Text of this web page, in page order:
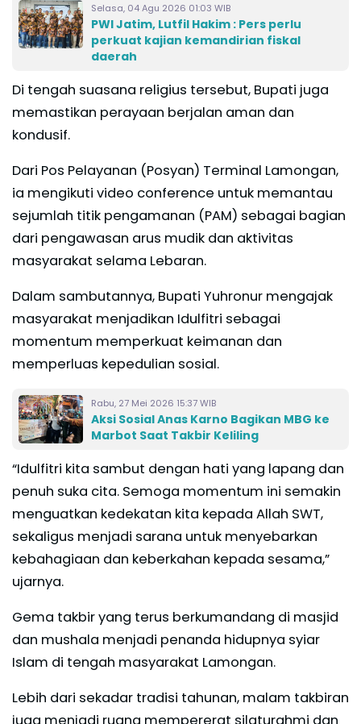
Selasa, 04 Agu 2026 01:03 WIB
PWI Jatim, Lutfil Hakim : Pers perlu
perkuat kajian kemandirian fiskal
daerah
Di tengah suasana religius tersebut, Bupati juga
memastikan perayaan berjalan aman dan
kondusif.
Dari Pos Pelayanan (Posyan) Terminal Lamongan,
ia mengikuti video conference untuk memantau
sejumlah titik pengamanan (PAM) sebagai bagian
dari pengawasan arus mudik dan aktivitas
masyarakat selama Lebaran.
Dalam sambutannya, Bupati Yuhronur mengajak
masyarakat menjadikan Idulfitri sebagai
momentum memperkuat keimanan dan
memperluas kepedulian sosial.
Rabu, 27 Mei 2026 15:37 WIB
Aksi Sosial Anas Karno Bagikan MBG ke
Marbot Saat Takbir Keliling
“Idulfitri kita sambut dengan hati yang lapang dan
penuh suka cita. Semoga momentum ini semakin
menguatkan kedekatan kita kepada Allah SWT,
sekaligus menjadi sarana untuk menyebarkan
kebahagiaan dan keberkahan kepada sesama,”
ujarnya.
Gema takbir yang terus berkumandang di masjid
dan mushala menjadi penanda hidupnya syiar
Islam di tengah masyarakat Lamongan.
Lebih dari sekadar tradisi tahunan, malam takbiran